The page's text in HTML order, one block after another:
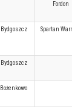
Fordon
Bydgoszcz Spartan
Bydgoszcz
Bożenkowo